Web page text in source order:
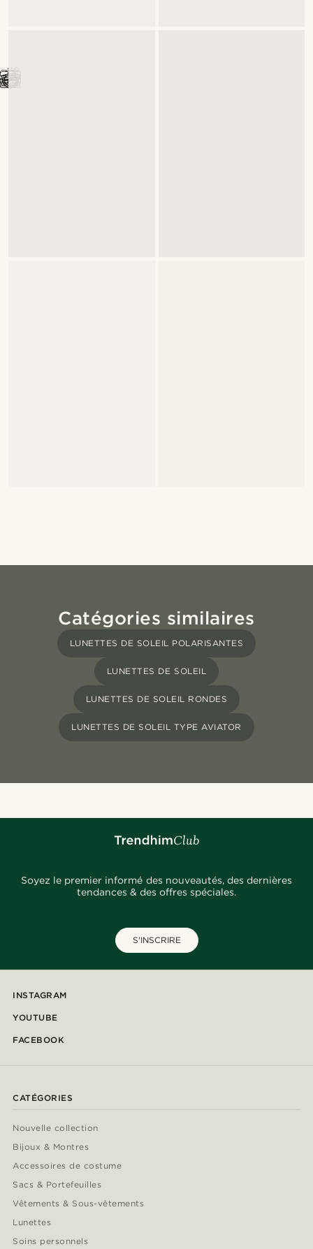
Catégories similaires
LUNETTES DE SOLEIL POLARISANTES
LUNETTES DE SOLEIL
LUNETTES DE SOLEIL RONDES
LUNETTES DE SOLEIL TYPE AVIATOR
Soyez le premier informé des nouveautés, des dernières
tendances & des offres spéciales.
S'INSCRIRE
INSTAGRAM
YOUTUBE
FACEBOOK
CATÉGORIES
Nouvelle collection
Bijoux & Montres
Accessoires de costume
Sacs & Portefeuilles
Vêtements & Sous-vêtements
Lunettes
Soins personnels